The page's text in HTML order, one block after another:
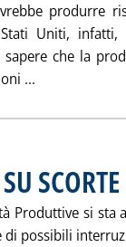
produrre
Uniti, infatti,
che la
...
Produttive si sta
di possibili